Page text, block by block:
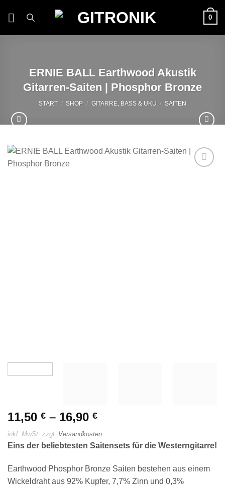
0
ERNIE BALL Earthwood Akustik
Gitarren-Saiten | Phosphor Bronze
START / SHOP / GITARRE, BASS & UKU / SAITEN
11,50 € – 16,90 €
inkl. MwSt. zzgl. Versandkosten
Eins der beliebtesten Saitensets für die Westerngitarre!
Earthwood Phosphor Bronze Saiten bestehen aus einem
Wickeldraht aus 92% Kupfer, 7,7% Zinn und 0,3%